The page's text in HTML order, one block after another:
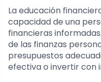
La educación
capacidad de una
financieras
de las finanzas
presupuestos
efectiva o invertir con